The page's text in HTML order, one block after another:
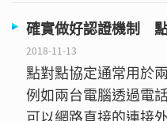
確實做好認證機制
2018-11-13
點對點協定通常用於
例如兩台電腦透過電
可以網路直接的連接